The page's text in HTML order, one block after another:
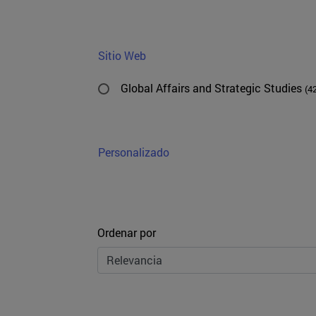
Sitio Web
Global Affairs and Strategic Studies
Personalizado
Ordenar
Ordenar por